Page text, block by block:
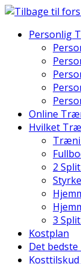
Skip
contentPersonlig
Online
Hvilket
2
3
Kostplan
Det
Kosttilskud